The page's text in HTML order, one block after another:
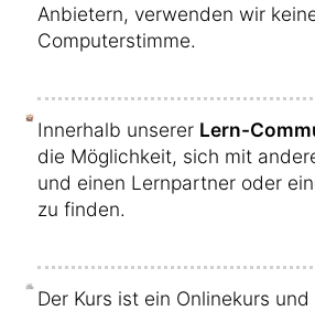
Anbietern, verwenden wir
Computerstimme.
Innerhalb unserer Lern-
die Möglichkeit, sich mit
und einen Lernpartner oder
zu finden.
Der Kurs ist ein Onlinekurs